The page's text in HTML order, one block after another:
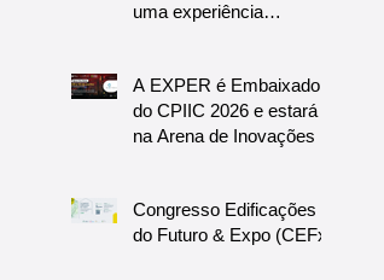
uma experiência
A EXPER é Embaixadora
do CPIIC 2026 e estará
na Arena de Inovações
Congresso Edificações
do Futuro & Expo (CEFx)